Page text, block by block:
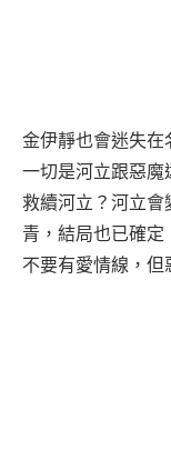
金伊靜也會迷失在
一切是河立跟惡魔
救續河立？河立會
青，結局也已確
不要有愛情線，但